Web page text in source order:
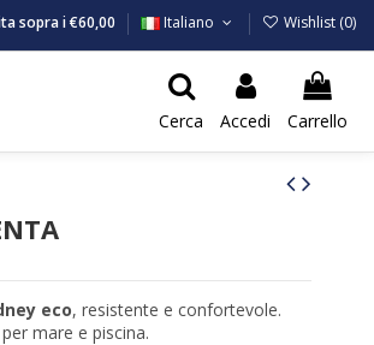
sopra i €60,00 Italiano Wishlist (0)
Cerca Accedi Carrello
eco, resistente e confortevole.
mare e piscina.